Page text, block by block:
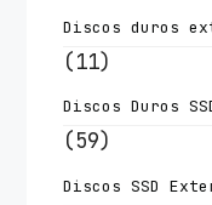
Discos duros
(11)
Discos Duros
(59)
Discos SSD